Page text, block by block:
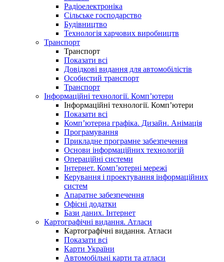
Радіоелектроніка
Сільське господарство
Будівництво
Технологія харчових виробництв
Транспорт
Транспорт
Показати всі
Довідкові видання для автомобілістів
Особистий транспорт
Транспорт
Інформаційні технології. Комп’ютери
Інформаційні технології. Комп’ютери
Показати всі
Комп’ютерна графіка. Дизайн. Анімація
Програмування
Прикладне програмне забезпечення
Основи інформаційних технологій
Операційні системи
Інтернет. Комп’ютерні мережі
Керування і проектування інформаційних
систем
Апаратне забезпечення
Офісні додатки
Бази даних. Інтернет
Картографічні видання. Атласи
Картографічні видання. Атласи
Показати всі
Карти України
Автомобільні карти та атласи